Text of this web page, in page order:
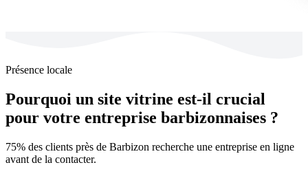
Présence locale
Pourquoi un site vitrine est-il crucial
pour votre entreprise barbizonnaises ?
75% des clients près de Barbizon recherche une entreprise en ligne
avant de la contacter.